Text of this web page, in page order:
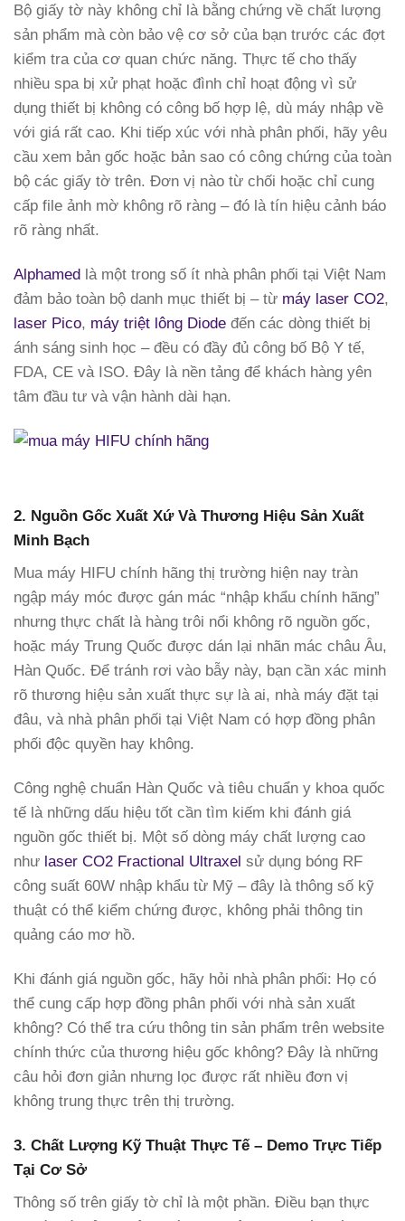
Bộ giấy tờ này không chỉ là bằng chứng về chất lượng
sản phẩm mà còn bảo vệ cơ sở của bạn trước các đợt
kiểm tra của cơ quan chức năng. Thực tế cho thấy
nhiều spa bị xử phạt hoặc đình chỉ hoạt động vì sử
dụng thiết bị không có công bố hợp lệ, dù máy nhập về
với giá rất cao. Khi tiếp xúc với nhà phân phối, hãy yêu
cầu xem bản gốc hoặc bản sao có công chứng của toàn
bộ các giấy tờ trên. Đơn vị nào từ chối hoặc chỉ cung
cấp file ảnh mờ không rõ ràng – đó là tín hiệu cảnh báo
rõ ràng nhất.
Alphamed là một trong số ít nhà phân phối tại Việt Nam
đảm bảo toàn bộ danh mục thiết bị – từ máy laser CO2,
laser Pico, máy triệt lông Diode đến các dòng thiết bị
ánh sáng sinh học – đều có đầy đủ công bố Bộ Y tế,
FDA, CE và ISO. Đây là nền tảng để khách hàng yên
tâm đầu tư và vận hành dài hạn.
2. Nguồn Gốc Xuất Xứ Và Thương Hiệu Sản Xuất
Minh Bạch
Mua máy HIFU chính hãng thị trường hiện nay tràn
ngập máy móc được gán mác “nhập khẩu chính hãng”
nhưng thực chất là hàng trôi nổi không rõ nguồn gốc,
hoặc máy Trung Quốc được dán lại nhãn mác châu Âu,
Hàn Quốc. Để tránh rơi vào bẫy này, bạn cần xác minh
rõ thương hiệu sản xuất thực sự là ai, nhà máy đặt tại
đâu, và nhà phân phối tại Việt Nam có hợp đồng phân
phối độc quyền hay không.
Công nghệ chuẩn Hàn Quốc và tiêu chuẩn y khoa quốc
tế là những dấu hiệu tốt cần tìm kiếm khi đánh giá
nguồn gốc thiết bị. Một số dòng máy chất lượng cao
như laser CO2 Fractional Ultraxel sử dụng bóng RF
công suất 60W nhập khẩu từ Mỹ – đây là thông số kỹ
thuật có thể kiểm chứng được, không phải thông tin
quảng cáo mơ hồ.
Khi đánh giá nguồn gốc, hãy hỏi nhà phân phối: Họ có
thể cung cấp hợp đồng phân phối với nhà sản xuất
không? Có thể tra cứu thông tin sản phẩm trên website
chính thức của thương hiệu gốc không? Đây là những
câu hỏi đơn giản nhưng lọc được rất nhiều đơn vị
không trung thực trên thị trường.
3. Chất Lượng Kỹ Thuật Thực Tế – Demo Trực Tiếp
Tại Cơ Sở
Thông số trên giấy tờ chỉ là một phần. Điều bạn thực